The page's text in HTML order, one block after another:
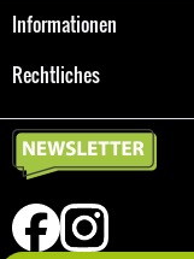
Informationen
Rechtliches